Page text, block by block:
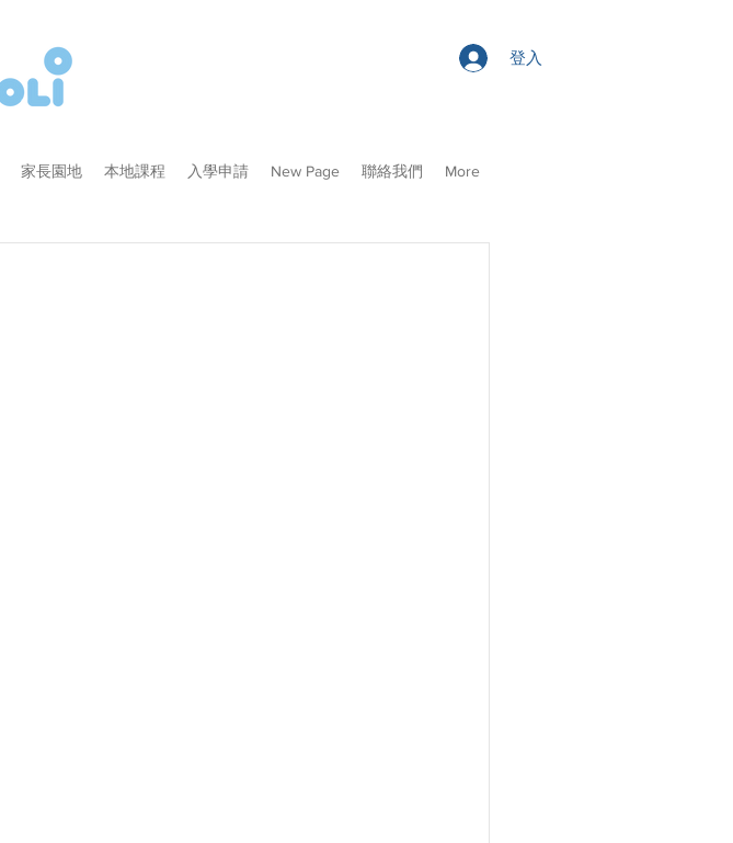
登入
家長園地 本地課程 入學申請 New Page 聯絡我們 More